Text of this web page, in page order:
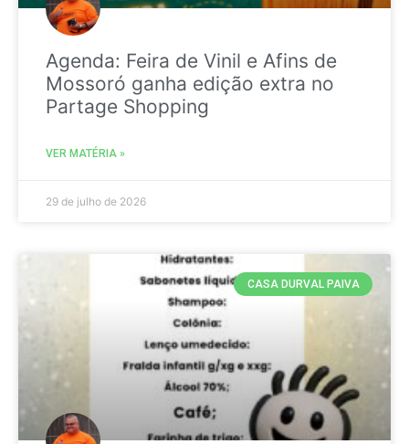
Agenda: Feira de Vinil e Afins de
Mossoró ganha edição extra no
Partage Shopping
VER MATÉRIA »
29 de julho de 2026
CASA DURVAL PAIVA